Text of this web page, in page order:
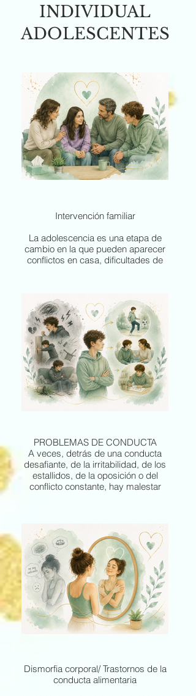
INDIVIDUAL
ADOLESCENTES
Intervención familiar
La adolescencia es una etapa de
cambio en la que pueden aparecer
conflictos en casa, dificultades de
ayudar. En ocasiones, no es que la
familia no quiera entenderse, sino
que todos están intentando
adaptarse a una etapa nueva sin las
herramientas adecuadas.
En la intervención familiar
acompañamos a padres, madres y
adolescentes para mejorar la
comunicación, comprender lo que
sanas de relacionarse. Trabajamos
para que la familia vuelva a sentirse
equipo, favoreciendo un clima de
mayor calma, conexión y
comprensión mutua.
PROBLEMAS DE CONDUCTA
A veces, detrás de una conducta
desafiante, de la irritabilidad, de los
estallidos, de la oposición o del
conflicto constante, hay malestar
se sabe poner en palabras.
En terapia ayudamos al adolescente
a entender qué hay detrás de su
comportamiento, desarrollar
autocontrol, mejorar su forma de
expresar el enfado o la frustración y
aprender estrategias más
adaptativas para relacionarse con
los demás y consigo mismo. Al
estas dificultades sin entrar en
dinámicas que aumenten el
conflicto.
Dismorfia corporal/ Trastornos de la
conducta alimentaria